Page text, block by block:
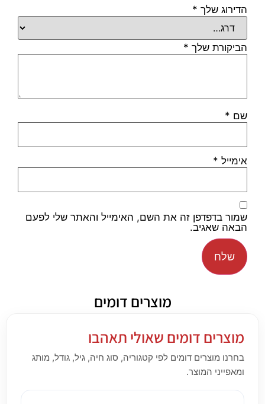
הדירוג שלך *
הביקורת שלך *
שם *
אימייל *
שמור בדפדפן זה את השם, האימייל והאתר שלי לפעם
הבאה שאגיב.
מוצרים דומים
מוצרים דומים שאולי תאהבו
בחרנו מוצרים דומים לפי קטגוריה, סוג חיה, גיל, גודל, מותג
ומאפייני המוצר.